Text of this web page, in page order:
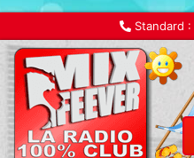
Standard :